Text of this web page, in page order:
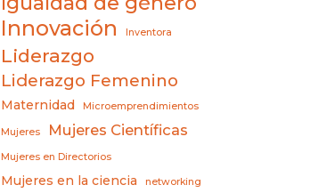
Innovación Inventora
Liderazgo
Liderazgo Femenino
Maternidad Microemprendimientos
Mujeres Mujeres Científicas
Mujeres en Directorios
Mujeres en la ciencia networking